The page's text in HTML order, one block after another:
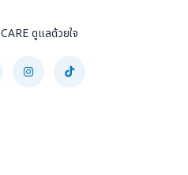
ดูแลด้วยใจ